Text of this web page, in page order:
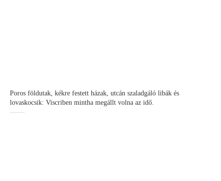
Poros földutak, kékre festett házak, utcán szaladgáló libák és
lovaskocsik: Viscriben mintha megállt volna az idő.